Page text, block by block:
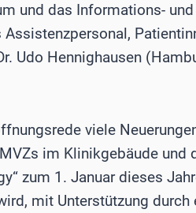
und das Informations- und
Udo Hennighausen
viele
im Klinikgebäude und
zum 1. Januar dieses
mit Unterstützung durch